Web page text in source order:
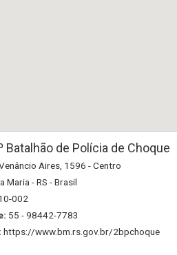
Batalhão de Polícia de Choque
Aires, 1596 - Centro
Maria - RS - Brasil
002
55 - 98442-7783
https://www.bm.rs.gov.br/2bpchoque